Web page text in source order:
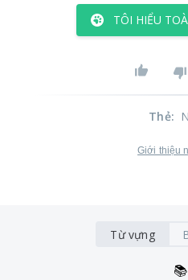
TÔI HIỂU
Thẻ:
Giới thiệu
Từ vựng
📚